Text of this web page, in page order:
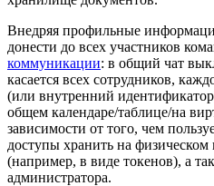
Внедряя профильные
донести до всех участников
коммуникации: в общий чат
касается всех сотрудников,
(или внутренний
общем календаре/таблице/на
зависимости от того, чем
доступы хранить на
(например, в виде токенов), а
администратора.